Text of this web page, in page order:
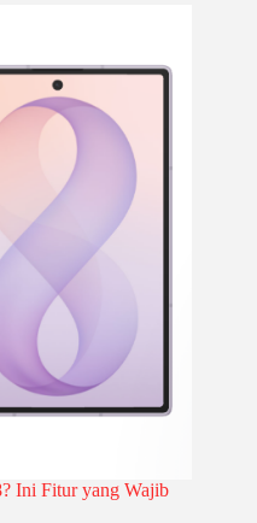
Ini Fitur yang Wajib